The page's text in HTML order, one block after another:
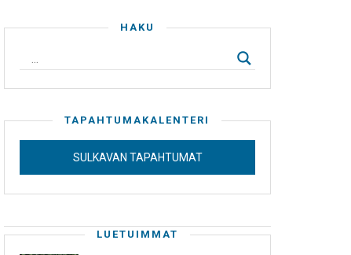
HAKU
TAPAHTUMAKALENTERI
SULKAVAN TAPAHTUMAT
LUETUIMMAT